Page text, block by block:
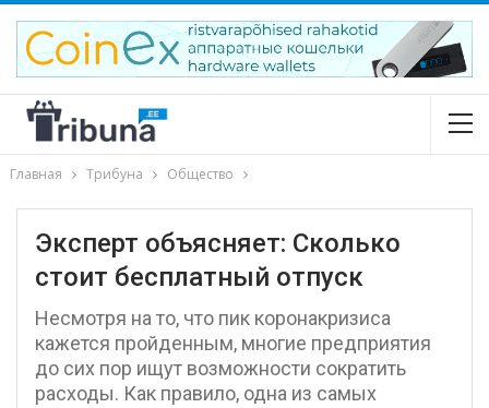
Главная Трибуна Общество
Эксперт объясняет: Сколько
стоит бесплатный отпуск
Несмотря на то, что пик коронакризиса
кажется пройденным, многие предприятия
до сих пор ищут возможности сократить
расходы. Как правило, одна из самых